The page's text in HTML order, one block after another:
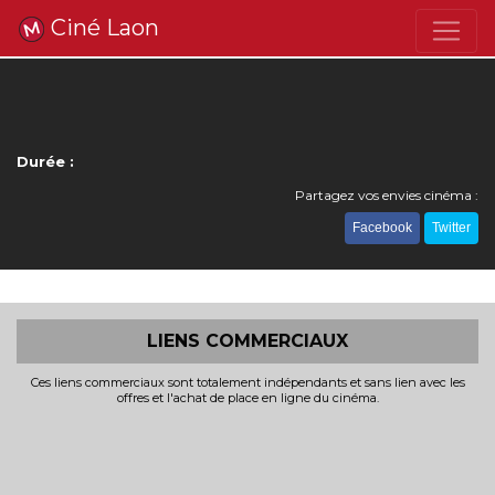
Ciné Laon
Durée :
Partagez vos envies cinéma :
Facebook Twitter
LIENS COMMERCIAUX
Ces liens commerciaux sont totalement indépendants et sans lien avec les
offres et l'achat de place en ligne du cinéma.